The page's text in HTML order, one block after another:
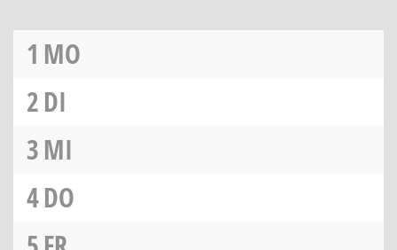
1 MO
2DI
3MI
4DO